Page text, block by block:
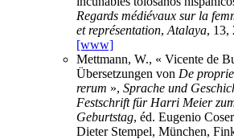
Regards médiévaux sur la
et représentation, Atalaya, 13,
[www]
Mettmann, W., « Vicente de
Übersetzungen von De
rerum », Sprache und
Festschrift für Harri Meier
Geburtstag, éd. Eugenio
Dieter Stempel, München,